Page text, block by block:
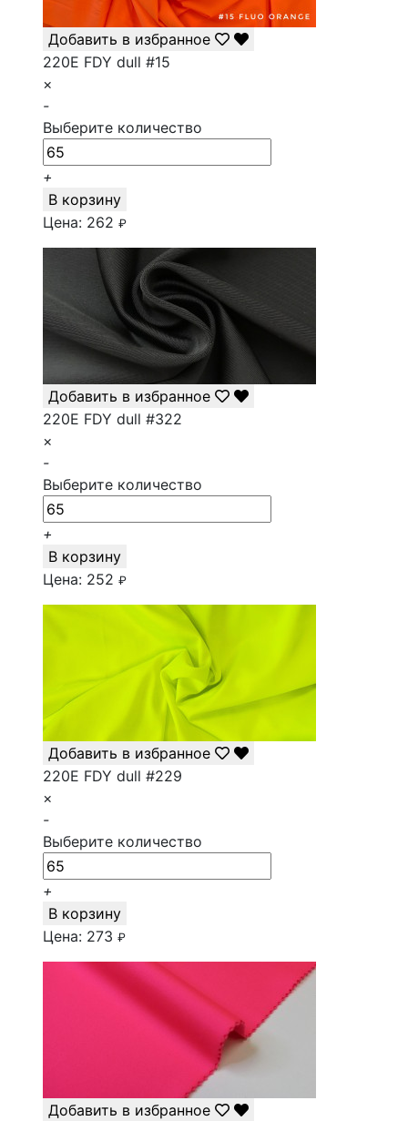
Добавить в избранное
220E FDY dull #15
×
-
Выберите количество
+
В корзину
Цена: 262 ₽
Добавить в избранное
220E FDY dull #322
×
-
Выберите количество
+
В корзину
Цена: 252 ₽
Добавить в избранное
220E FDY dull #229
×
-
Выберите количество
+
В корзину
Цена: 273 ₽
Добавить в избранное